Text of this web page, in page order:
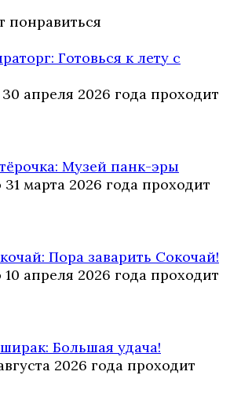
понравиться
Готовься к лету с
апреля 2026 года проходит
Музей панк-эры
марта 2026 года проходит
Пора заварить Сокочай!
апреля 2026 года проходит
Большая удача!
2026 года проходит